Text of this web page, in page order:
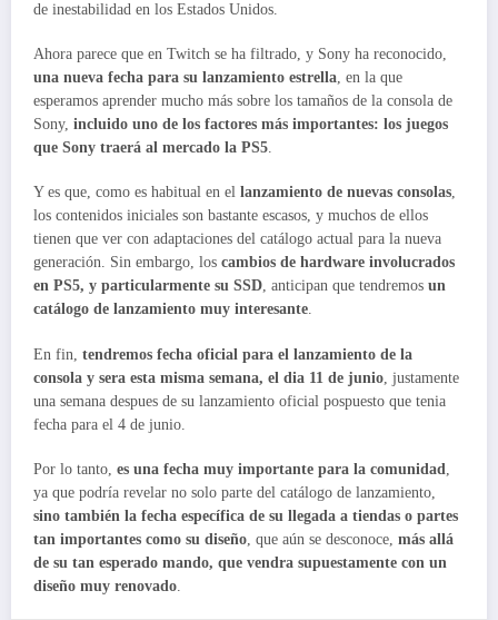
de inestabilidad en los Estados Unidos.
Ahora parece que en Twitch se ha filtrado, y Sony ha reconocido,
una nueva fecha para su lanzamiento estrella, en la que
esperamos aprender mucho más sobre los tamaños de la consola de
Sony, incluido uno de los factores más importantes: los juegos
que Sony traerá al mercado la PS5.
Y es que, como es habitual en el lanzamiento de nuevas consolas,
los contenidos iniciales son bastante escasos, y muchos de ellos
tienen que ver con adaptaciones del catálogo actual para la nueva
generación. Sin embargo, los cambios de hardware involucrados
en PS5, y particularmente su SSD, anticipan que tendremos un
catálogo de lanzamiento muy interesante.
En fin, tendremos fecha oficial para el lanzamiento de la
consola y sera esta misma semana, el dia 11 de junio , justamente
una semana despues de su lanzamiento oficial pospuesto que tenia
fecha para el 4 de junio.
Por lo tanto, es una fecha muy importante para la comunidad
ya que podría revelar no solo parte del catálogo de lanzamiento,
sino también la fecha específica de su llegada a tiendas o partes
tan importantes como su diseño , que aún se desconoce, más allá
de su tan esperado mando, que vendra supuestamente con un
diseño muy renovado